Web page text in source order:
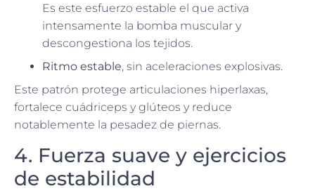
Es este esfuerzo estable el que activa
intensamente la bomba muscular y
descongestiona los tejidos.
Ritmo estable, sin aceleraciones explosivas.
Este patrón protege articulaciones hiperlaxas,
fortalece cuádriceps y glúteos y reduce
notablemente la pesadez de piernas.
4. Fuerza suave y ejercicios
de estabilidad